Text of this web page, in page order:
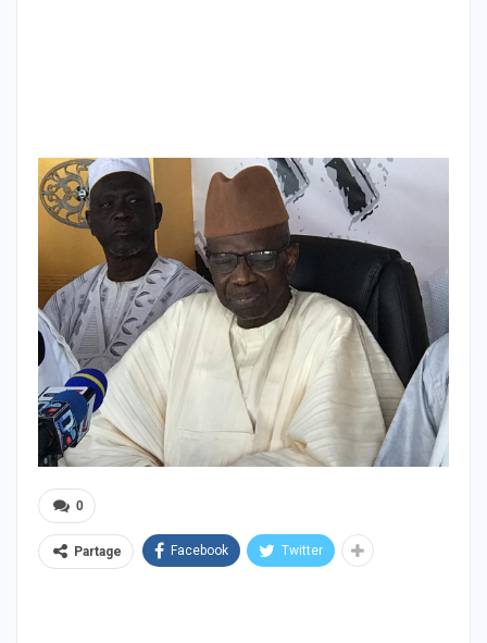
0
Partage Facebook Twitter